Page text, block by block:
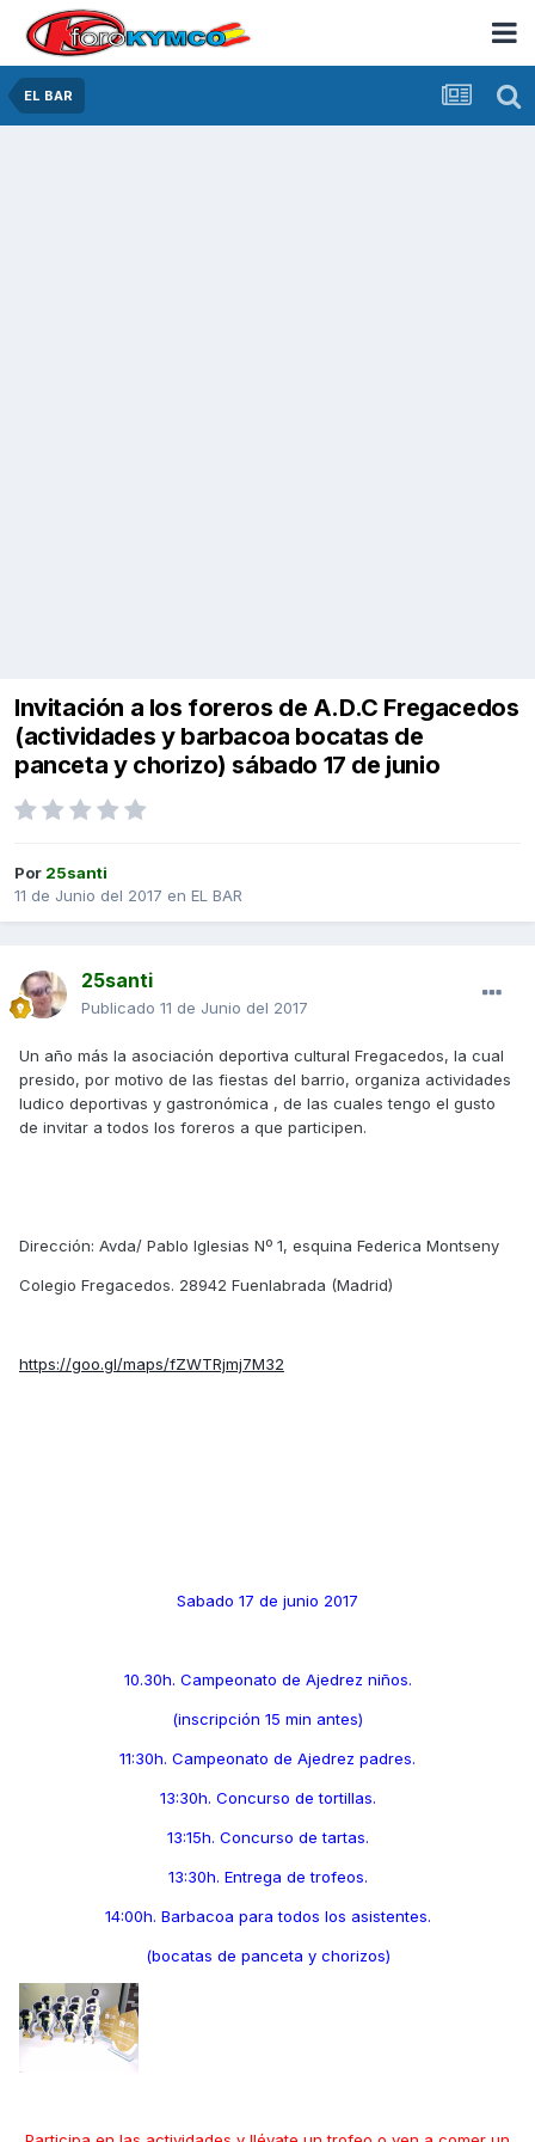
EL BAR
Invitación a los foreros de A.D.C Fregacedos
(actividades y barbacoa bocatas de
panceta y chorizo) sábado 17 de junio
Por 25santi
11 de Junio del 2017 en EL BAR
25santi
Publicado 11 de Junio del 2017
Un año más la asociación deportiva cultural Fregacedos, la cual
presido, por motivo de las fiestas del barrio, organiza actividades
ludico deportivas y gastronómica , de las cuales tengo el gusto
de invitar a todos los foreros a que participen.
Dirección: Avda/ Pablo Iglesias Nº 1, esquina Federica Montseny
Colegio Fregacedos. 28942 Fuenlabrada (Madrid)
https://goo.gl/maps/fZWTRjmj7M32
Sabado 17 de junio 2017
10.30h. Campeonato de Ajedrez niños.
(inscripción 15 min antes)
11:30h. Campeonato de Ajedrez padres.
13:30h. Concurso de tortillas.
13:15h. Concurso de tartas.
13:30h. Entrega de trofeos.
14:00h. Barbacoa para todos los asistentes.
(bocatas de panceta y chorizos)